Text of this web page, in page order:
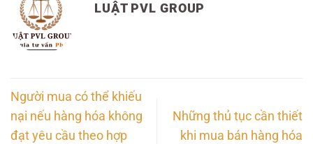
LUẬT PVL GROUP
Người mua có thể khiếu
nại nếu hàng hóa không
đạt yêu cầu theo hợp
Những thủ tục cần thiết
khi mua bán hàng hóa